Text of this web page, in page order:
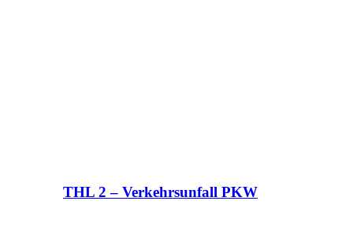
THL 2 – Verkehrsunfall PKW